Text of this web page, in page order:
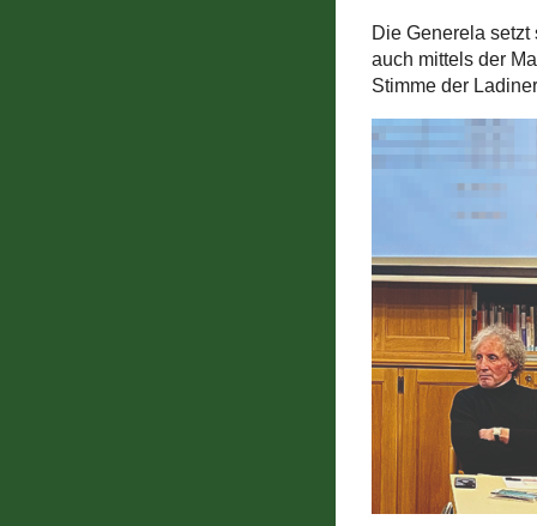
Die Generela
auch mittels der
Stimme der